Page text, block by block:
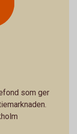
som ger